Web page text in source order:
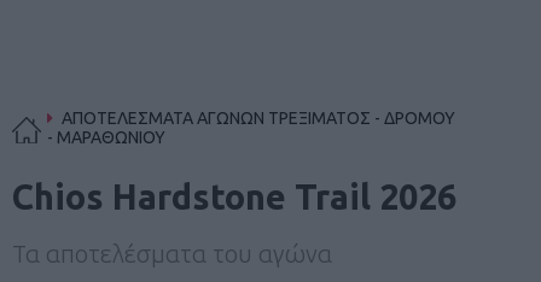
ΑΠΟΤΕΛΕΣΜΑΤΑ ΑΓΩΝΩΝ ΤΡΕΞΙΜΑΤΟΣ - ΔΡΟΜΟΥ
- ΜΑΡΑΘΩΝΙΟΥ
Chios Hardstone Trail 2026
Τα αποτελέσματα του αγώνα